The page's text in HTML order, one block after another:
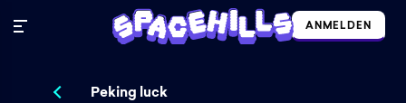
ANMELDEN
Peking luck